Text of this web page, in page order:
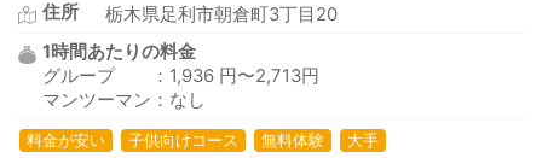
住所
栃木県足利市朝倉町3丁目20
1時間あたりの料金
グループ ：1,936 円〜2,713円
マンツーマン：なし
料金が安い 子供向けコース 無料体験 大手